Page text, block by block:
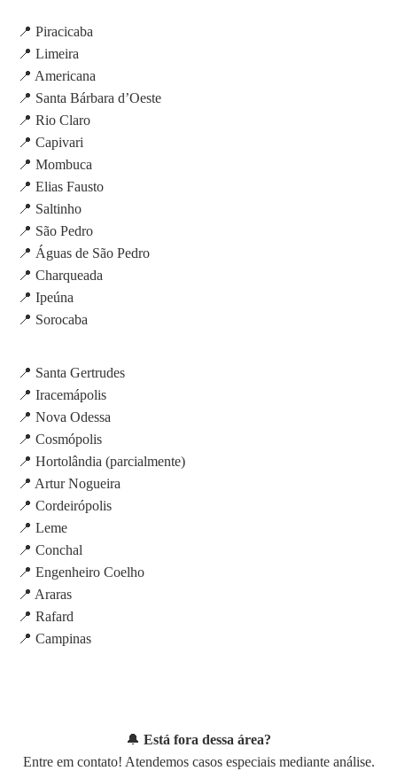
📍 Piracicaba
📍 Limeira
📍 Americana
📍 Santa Bárbara d’Oeste
📍 Rio Claro
📍 Capivari
📍 Mombuca
📍 Elias Fausto
📍 Saltinho
📍 São Pedro
📍 Águas de São Pedro
📍 Charqueada
📍 Ipeúna
📍 Sorocaba
📍 Santa Gertrudes
📍 Iracemápolis
📍 Nova Odessa
📍 Cosmópolis
📍 Hortolândia (parcialmente)
📍 Artur Nogueira
📍 Cordeirópolis
📍 Leme
📍 Conchal
📍 Engenheiro Coelho
📍 Araras
📍 Rafard
📍 Campinas
🔔 Está fora dessa área?
Entre em contato! Atendemos casos especiais mediante análise.